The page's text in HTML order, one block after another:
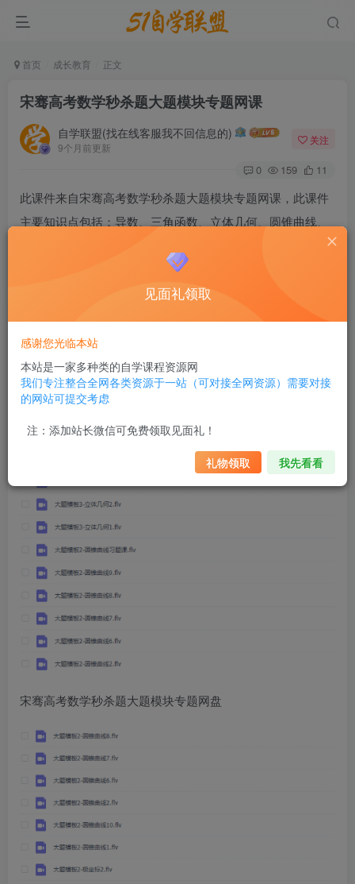
首页 成长教育 正文
宋骞高考数学秒杀题大题模块专题网课
自学联盟(找在线客服我不回信息的)
9个月前更新
关注
0 159 11
此课件来自宋骞高考数学秒杀题大题模块专题网课，此课件
主要知识点包括：导数、三角函数、立体几何、圆锥曲线、
宋骞高考数学秒杀题大题模块专题网盘
宋骞高考数学秒杀题大题模块专题网盘
见面礼领取
感谢您光临本站
本站是一家多种类的自学课程资源网
我们专注整合全网各类资源于一站（可对接全网资源）需要对接
的网站可提交考虑
注：添加站长微信可免费领取见面礼！
礼物领取 我先看看